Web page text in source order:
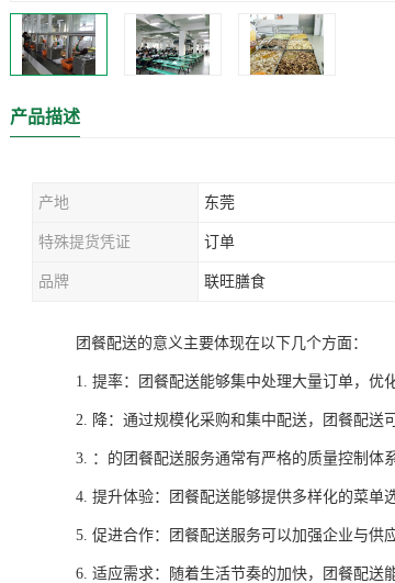
产品描述
产地 东莞
特殊提货凭证 订单
品牌 联旺膳食
团餐配送的意义主要体现在以下几个方面：
1. 提率：团餐配送能够集中处理大量订单，优
2. 降：通过规模化采购和集中配送，团餐配送
3. ：的团餐配送服务通常有严格的质量控制体
4. 提升体验：团餐配送能够提供多样化的菜单
5. 促进合作：团餐配送服务可以加强企业与供
6. 适应需求：随着生活节奏的加快，团餐配送